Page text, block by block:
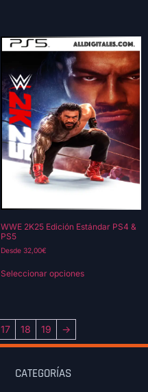
WWE 2K25 Edición Estándar PS4 &
PS5
Desde 32,00€
Seleccionar opciones
17 18 19 →
CATEGORÍAS